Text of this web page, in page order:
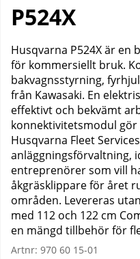
P524X
Husqvarna P524X är en
för kommersiellt bruk.
bakvagnsstyrning,
från Kawasaki. En
effektivt och bekvämt
konnektivitetsmodul
Husqvarna Fleet
anläggningsförvaltning,
entreprenörer som vill
åkgräsklippare för året
områden. Levereras
med 112 och 122 cm
en mängd tillbehör för
Artnr: 970 60 15-01